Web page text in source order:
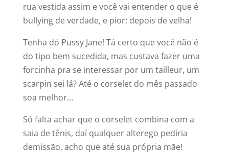
rua vestida assim e você vai entender o que é
bullying de verdade, e pior: depois de velha!
Tenha dó Pussy Jane! Tá certo que você não é
do tipo bem sucedida, mas custava fazer uma
forcinha pra se interessar por um tailleur, um
scarpin sei lá? Até o corselet do mês passado
soa melhor…
Só falta achar que o corselet combina com a
saia de tênis, daí qualquer alterego pediria
demissão, acho que até sua própria mãe!